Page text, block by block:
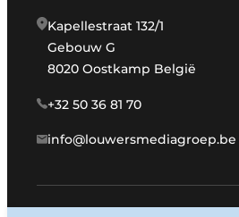
Kapellestraat 132/1
Gebouw G
8020 Oostkamp België
+32 50 36 81 70
info@louwersmediagroep.be